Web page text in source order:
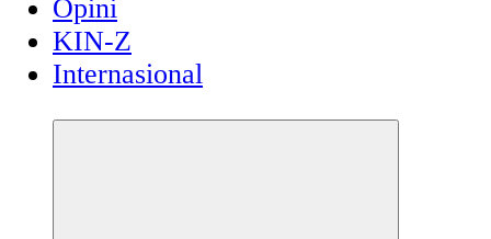
Opini
KIN-Z
Internasional